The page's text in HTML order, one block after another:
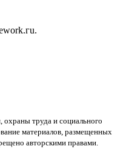
труда и социального
материалов, размещенных
авторскими правами.